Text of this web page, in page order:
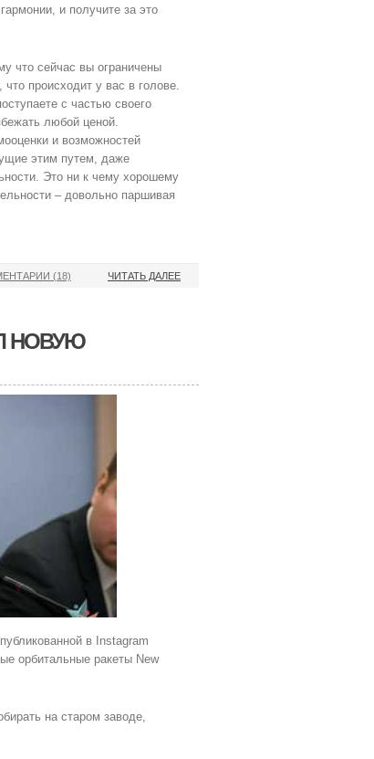
и получите за это
что сейчас вы ограничены
что происходит у вас в голове.
с частью своего
любой ценой.
и возможностей
этим путем, даже
Это ни к чему хорошему
– довольно паршивая
ЧИТАТЬ ДАЛЕЕ
(18)
НОВУЮ
в Instagram
орбитальные ракеты New
на старом заводе,